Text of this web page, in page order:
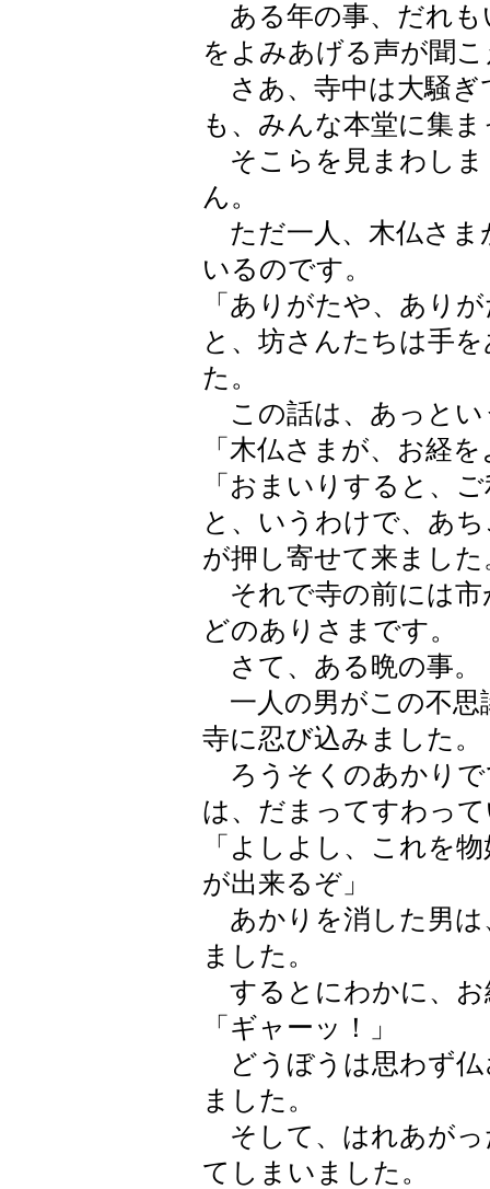
ある年の事、だれも
をよみあげる声が聞
さあ、寺中は大騒ぎ
も、みんな本堂に集
そこらを見まわしま
ん。
ただ一人、木仏さま
いるのです。
「ありがたや、あり
と、坊さんたちは手
た。
この話は、あっとい
「木仏さまが、お経
「おまいりすると、
と、いうわけで、あ
が押し寄せて来ました
それで寺の前には市
どのありさまです。
さて、ある晩の事。
一人の男がこの不思
寺に忍び込みました。
ろうそくのあかりで
は、だまってすわっ
「よしよし、これを
が出来るぞ」
あかりを消した男は
ました。
するとにわかに、お
「ギャーッ！」
どうぼうは思わず仏
ました。
そして、はれあがっ
てしまいました。